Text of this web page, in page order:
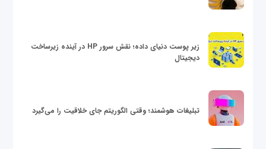
زیر پوست دنیای داده؛ نقش سرور HP در آینده زیرساخت
دیجیتال
تبلیغات هوشمند؛ وقتی الگوریتم جای خلاقیت را می‌گیرد